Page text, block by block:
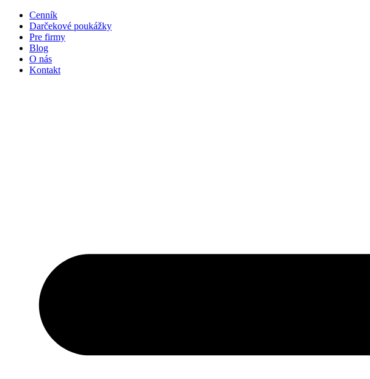
Cenník
Darčekové poukážky
Pre firmy
Blog
O nás
Kontakt